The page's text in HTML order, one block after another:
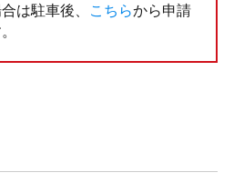
は駐車後、
こちらから申請